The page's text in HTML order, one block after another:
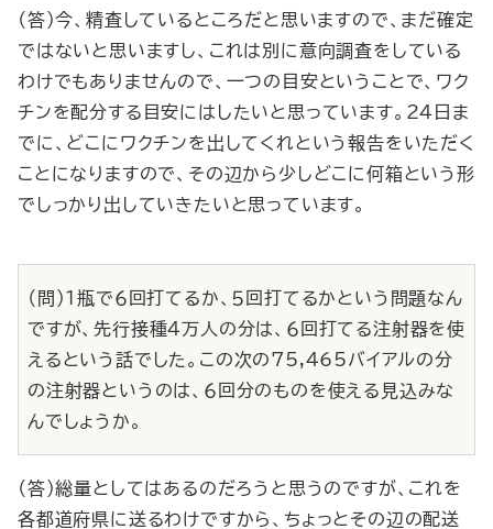
（答）今、精査しているところだと思いますので、まだ確定
ではないと思いますし、これは別に意向調査をしている
わけでもありませんので、一つの目安ということで、ワク
チンを配分する目安にはしたいと思っています。24日ま
でに、どこにワクチンを出してくれという報告をいただく
ことになりますので、その辺から少しどこに何箱という形
でしっかり出していきたいと思っています。
（問）１瓶で６回打てるか、５回打てるかという問題なん
ですが、先行接種４万人の分は、６回打てる注射器を使
えるという話でした。この次の75,465バイアルの分
の注射器というのは、６回分のものを使える見込みな
んでしょうか。
（答）総量としてはあるのだろうと思うのですが、これを
各都道府県に送るわけですから、ちょっとその辺の配送